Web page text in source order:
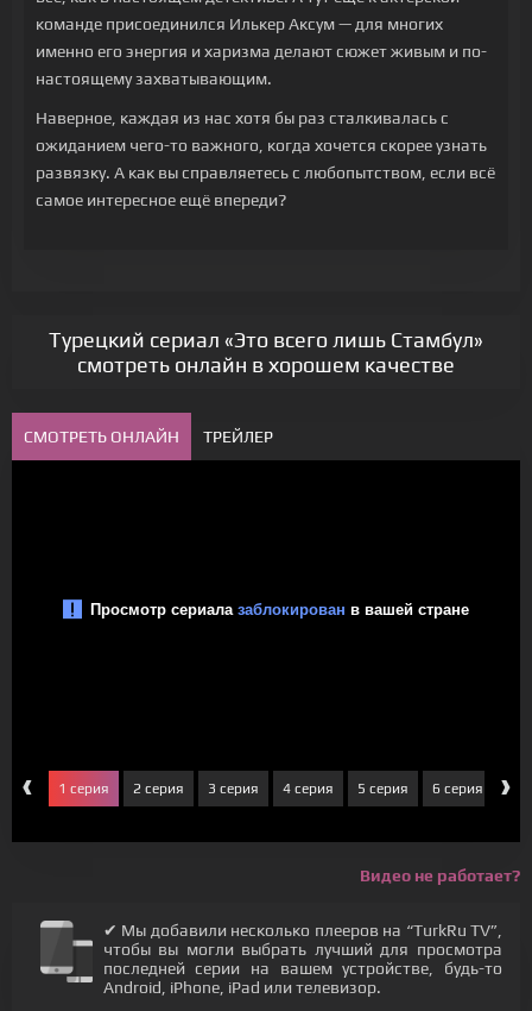
команде присоединился Илькер Аксум — для многих
именно его энергия и харизма делают сюжет живым и по-
настоящему захватывающим.
Наверное, каждая из нас хотя бы раз сталкивалась с
ожиданием чего-то важного, когда хочется скорее узнать
развязку. А как вы справляетесь с любопытством, если всё
самое интересное ещё впереди?
Турецкий сериал «Это всего лишь Стамбул»
смотреть онлайн в хорошем качестве
СМОТРЕТЬ ОНЛАЙН ТРЕЙЛЕР
‹ 1 серия 2 серия 3 серия 4 серия 5 серия 6 серия 7
›
Видео не работает?
✔ Мы добавили несколько плееров на “TurkRu TV”,
чтобы вы могли выбрать лучший для просмотра
последней серии на вашем устройстве, будь-то
Android, iPhone, iPad или телевизор.